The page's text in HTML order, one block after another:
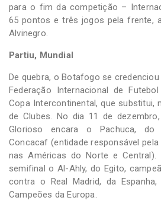
para o fim da competição –
65 pontos e três jogos pela frente,
Alvinegro.
Partiu, Mundial
De quebra, o Botafogo se
Federação Internacional de
Copa Intercontinental, que substitui,
de Clubes. No dia 11 de
Glorioso encara o Pachuca, do
Concacaf (entidade responsável
nas Américas do Norte e Central).
semifinal o Al-Ahly, do Egito,
contra o Real Madrid, da
Campeões da Europa.